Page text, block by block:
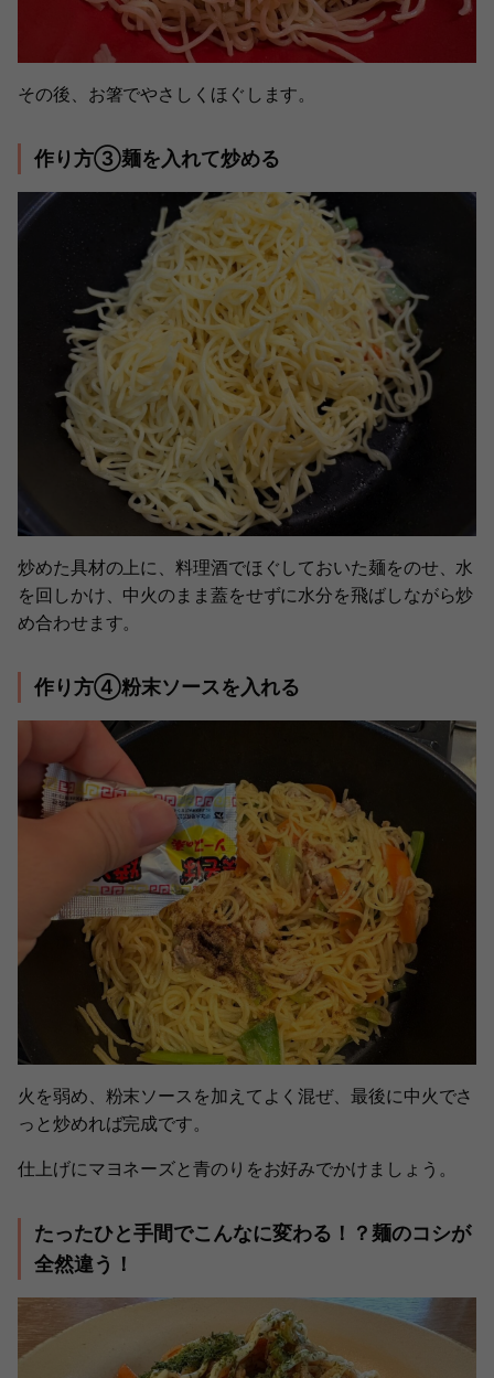
その後、お箸でやさしくほぐします。
作り方③麺を入れて炒める
炒めた具材の上に、料理酒でほぐしておいた麺をのせ、水
を回しかけ、中火のまま蓋をせずに水分を飛ばしながら炒
め合わせます。
作り方④粉末ソースを入れる
火を弱め、粉末ソースを加えてよく混ぜ、最後に中火でさ
っと炒めれば完成です。
仕上げにマヨネーズと青のりをお好みでかけましょう。
たったひと手間でこんなに変わる！？麺のコシが
全然違う！